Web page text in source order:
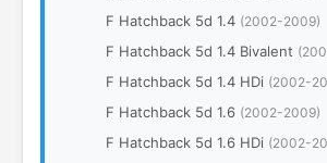
F Hatchback 5d 1.4 (2002-2009)
F Hatchback 5d 1.4 Bivalent
F Hatchback 5d 1.4 HDi (2002-
F Hatchback 5d 1.6 (2002-2009)
F Hatchback 5d 1.6 HDi (2002-